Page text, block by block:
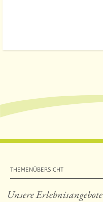
THEMENÜBERSICHT
Unsere Erlebnisangebote